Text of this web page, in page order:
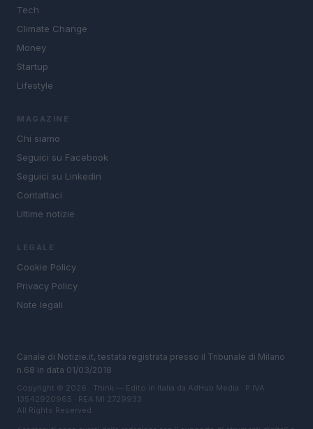
Tech
Climate Change
Money
Startup
Lifestyle
MAGAZINE
Chi siamo
Seguici su Facebook
Seguici su Linkedin
Contattaci
Ultime notizie
LEGALE
Cookie Policy
Privacy Policy
Note legali
Canale di Notizie.it, testata registrata presso il Tribunale di Milano
n.68 in data 01/03/2018
Copyright © 2026 · Think — Edito in Italia da AdHub Media · P.IVA
13542920965 · REA MI 2729933
All Rights Reserved